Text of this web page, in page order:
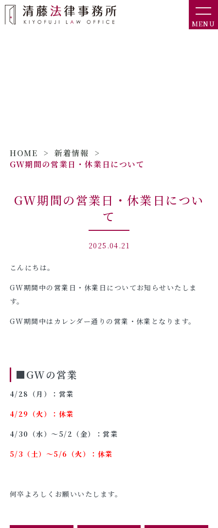
MENU
HOME > 新着情報
>
GW期間の営業日・休業日について
GW期間の営業日・休業日につい
て
2025.04.21
こんにちは。
GW期間中の営業日・休業日についてお知らせいたしま
す。
GW期間中はカレンダー通りの営業・休業となります。
■GWの営業
4/28（月）：営業
4/29（火）：休業
4/30（水）〜5/2（金）：営業
5/3（土）〜5/6（火）：休業
何卒よろしくお願いいたします。